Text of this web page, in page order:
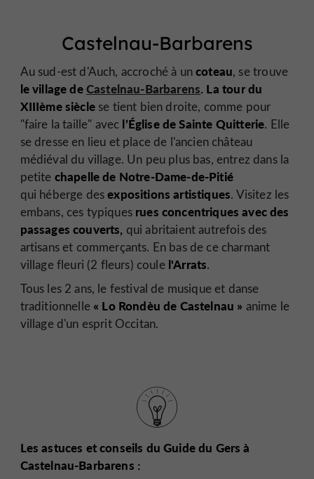
Castelnau-Barbarens
Au sud-est d'Auch, accroché à uncoteau, se trouve
le village deCastelnau-Barbarens. La tour du
XIIIème sièclese tient bien droite, comme pour
"faire la taille" avec l’Église de Sainte Quitterie. Elle
se dresse en lieu et place de l'ancien château
médiéval du village. Un peu plus bas, entrez dans la
petite chapelle de Notre-Dame-de-Pitié
qui héberge desexpositions artistiques. Visitez les
embans, ces typiques rues concentriques avec des
passages couverts, qui abritaient autrefois des
artisans et commerçants. En bas de ce charmant
village fleuri (2 fleurs) coule l'Arrats.
Tous les 2 ans, le festival de musique et danse
traditionnelle « Lo Rondèu de Castelnau » anime le
village d'un esprit Occitan.
Les astuces et conseils du Guide du Gers à
Castelnau-Barbarens :